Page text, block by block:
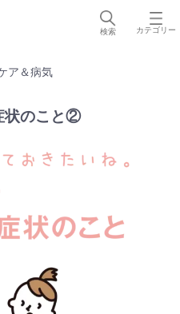
検索 カテゴリー
ア＆病気
状のこと②